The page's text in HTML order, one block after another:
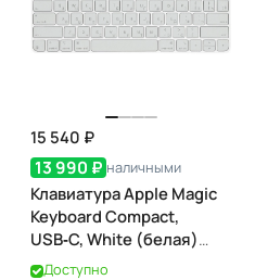
15 540 ₽
13 990 ₽ наличными
Клавиатура Apple Magic
Keyboard Compact,
USB‑C, White (белая)
(MXCL3)
Доступно